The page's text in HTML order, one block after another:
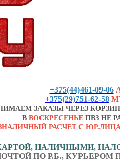
+375(44)461-09-06
+375(29)751-62-58
ЗАКАЗЫ ЧЕРЕЗ
В ВОСКРЕСЕНЬЕ ПВЗ НЕ
РАСЧЕТ С
НАЛИЧНЫМИ,
ПО Р.Б., КУРЬЕРОМ